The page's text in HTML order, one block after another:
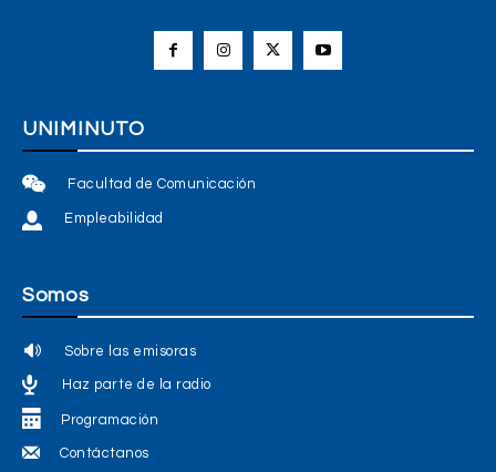
UNIMINUTO
Facultad de Comunicación
Empleabilidad
Somos
Sobre las emisoras
Haz parte de la radio
Programación
Contáctanos